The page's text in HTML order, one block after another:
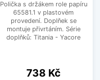
Polička s držákem role papíru
65581.1 v plastovém
provedení. Doplňek se
montuje přivrtáním. Série
doplňků: Titania - Yacore
Cena
738 Kč